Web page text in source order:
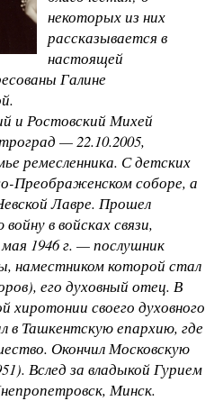
некоторых из них
рассказывается в
настоящей
Галине
и Ростовский Михей
— 22.10.2005,
ремесленника. С детских
Преображенском соборе, а
Лавре. Прошел
в войсках связи,
1946 г. — послушник
наместником которой стал
его духовный отец. В
хиротонии своего духовного
в Ташкентскую епархию, где
Окончил Московскую
Вслед за владыкой Гурием
Минск.